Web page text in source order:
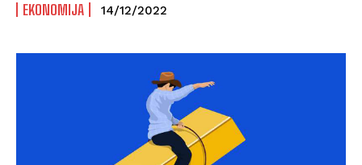
EKONOMIJA 14/12/2022